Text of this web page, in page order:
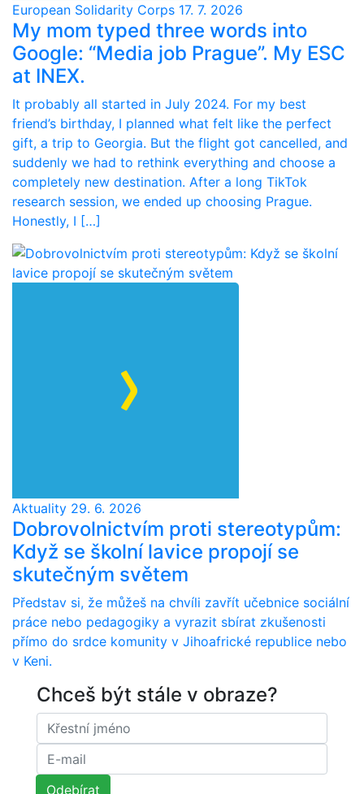
European Solidarity Corps 17. 7. 2026
My mom typed three words into
Google: “Media job Prague”. My ESC
at INEX.
It probably all started in July 2024. For my best
friend’s birthday, I planned what felt like the perfect
gift, a trip to Georgia. But the flight got cancelled, and
suddenly we had to rethink everything and choose a
completely new destination. After a long TikTok
research session, we ended up choosing Prague.
Honestly, I […]
Aktuality 29. 6. 2026
Dobrovolnictvím proti stereotypům:
Když se školní lavice propojí se
skutečným světem
Představ si, že můžeš na chvíli zavřít učebnice sociální
práce nebo pedagogiky a vyrazit sbírat zkušenosti
přímo do srdce komunity v Jihoafrické republice nebo
v Keni.
Chceš být stále v obraze?